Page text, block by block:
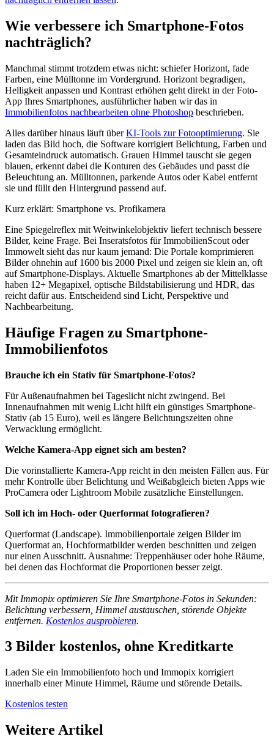
Wie verbessere ich Smartphone-Fotos
nachträglich?
Manchmal stimmt trotzdem etwas nicht: schiefer Horizont, fade
Farben, eine Mülltonne im Vordergrund. Horizont begradigen,
Helligkeit anpassen und Kontrast erhöhen geht direkt in der Foto-
App Ihres Smartphones, ausführlicher haben wir das in
Immobilienfotos nachbearbeiten ohne Photoshop beschrieben.
Alles darüber hinaus läuft überKI-Tools zur Fotooptimierung. Sie
laden das Bild hoch, die Software korrigiert Belichtung, Farben und
Gesamteindruck automatisch. Grauen Himmel tauscht sie gegen
blauen, erkennt dabei die Konturen des Gebäudes und passt die
Beleuchtung an. Mülltonnen, parkende Autos oder Kabel entfernt
sie und füllt den Hintergrund passend auf.
Kurz erklärt: Smartphone vs. Profikamera
Eine Spiegelreflex mit Weitwinkelobjektiv liefert technisch bessere
Bilder, keine Frage. Bei Inseratsfotos für ImmobilienScout oder
Immowelt sieht das nur kaum jemand: Die Portale komprimieren
Bilder ohnehin auf 1600 bis 2000 Pixel und zeigen sie klein an, oft
auf Smartphone-Displays. Aktuelle Smartphones ab der Mittelklasse
haben 12+ Megapixel, optische Bildstabilisierung und HDR, das
reicht dafür aus. Entscheidend sind Licht, Perspektive und
Nachbearbeitung.
Häufige Fragen zu Smartphone-
Immobilienfotos
Brauche ich ein Stativ für Smartphone-Fotos?
Für Außenaufnahmen bei Tageslicht nicht zwingend. Bei
Innenaufnahmen mit wenig Licht hilft ein günstiges Smartphone-
Stativ (ab 15 Euro), weil es längere Belichtungszeiten ohne
Verwacklung ermöglicht.
Welche Kamera-App eignet sich am besten?
Die vorinstallierte Kamera-App reicht in den meisten Fällen aus. Für
mehr Kontrolle über Belichtung und Weißabgleich bieten Apps wie
ProCamera oder Lightroom Mobile zusätzliche Einstellungen.
Soll ich im Hoch- oder Querformat fotografieren?
Querformat (Landscape). Immobilienportale zeigen Bilder im
Querformat an, Hochformatbilder werden beschnitten und zeigen
nur einen Ausschnitt. Ausnahme: Treppenhäuser oder hohe Räume,
bei denen das Hochformat die Proportionen besser zeigt.
Mit Immopix optimieren Sie Ihre Smartphone-Fotos in Sekunden:
Belichtung verbessern, Himmel austauschen, störende Objekte
entfernen. Kostenlos ausprobieren.
3 Bilder kostenlos, ohne Kreditkarte
Laden Sie ein Immobilienfoto hoch und Immopix korrigiert
innerhalb einer Minute Himmel, Räume und störende Details.
Kostenlos testen
Weitere Artikel